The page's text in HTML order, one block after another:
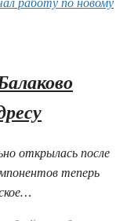
открылась после
теперь